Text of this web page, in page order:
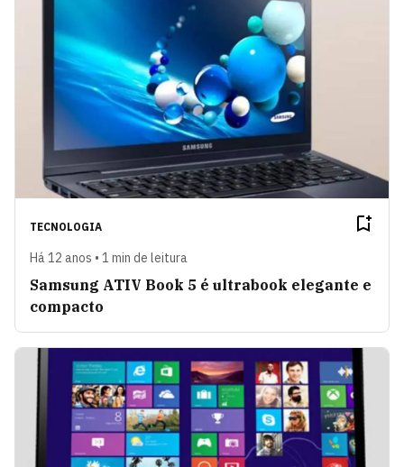
TECNOLOGIA
Há 12 anos • 1 min de leitura
Samsung ATIV Book 5 é ultrabook elegante e
compacto